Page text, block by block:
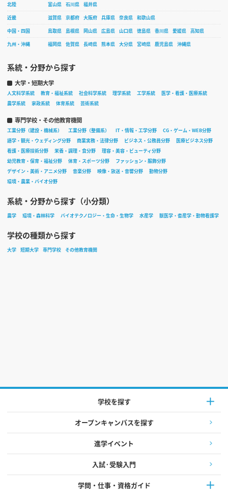
北陸
富山県 石川県
福井県
近畿
滋賀県 京都府 大阪府 兵庫県 奈良県
和歌山県
中国・四国
鳥取県 島根県 岡山県 広島県 山口県 徳島県 香川県 愛媛県
高知県
九州・沖縄
福岡県 佐賀県 長崎県 熊本県 大分県 宮崎県 鹿児島県 沖縄県
系統・分野から探す
大学・短期大学
人文科学系統 教育・福祉系統 社会科学系統 理学系統 工学系統
医学・看護・医療系統
農学系統
家政系統 体育系統 芸術系統
専門学校・その他教育機関
工業分野（建設・機械系） 工業分野（整備系） IT・情報・工学分野
CG・ゲーム・WEB分野
語学・観光・ウェディング分野
商業実務・法律分野 ビジネス・公務員分野
医療ビジネス分野
看護・医療技術分野
栄養・調理・食分野
理容・美容・ビューティ分野
幼児教育・保育・福祉分野
体育・スポーツ分野
ファッション・服飾分野
デザイン・美術・アニメ分野
音楽分野 映像・放送・音響分野
動物分野
環境・農業・バイオ分野
系統・分野から探す（小分類）
農学 環境・森林科学 バイオテクノロジー・生命・生物学 水産学 獣医学・畜産学・動物看護学
学校の種類から探す
大学 短期大学 専門学校 その他教育機関
学校を探す
オープンキャンパスを探す
進学イベント
入試·受験入門
学問・仕事・資格ガイド